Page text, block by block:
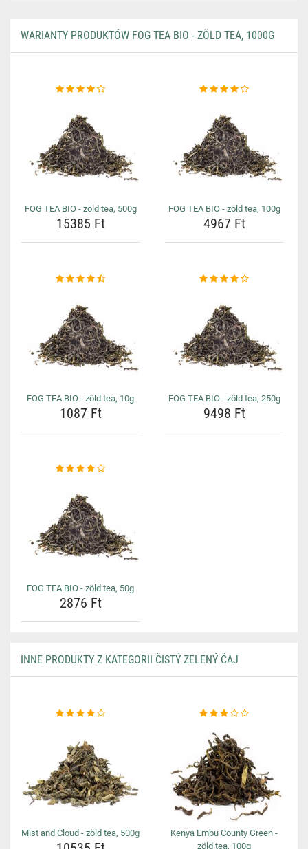
WARIANTY PRODUKTÓW FOG TEA BIO - ZÖLD TEA, 1000G
FOG TEA BIO - zöld tea, 500g
15385 Ft
FOG TEA BIO - zöld tea, 100g
4967 Ft
FOG TEA BIO - zöld tea, 10g
1087 Ft
FOG TEA BIO - zöld tea, 250g
9498 Ft
FOG TEA BIO - zöld tea, 50g
2876 Ft
INNE PRODUKTY Z KATEGORII ČISTÝ ZELENÝ ČAJ
Mist and Cloud - zöld tea, 500g
Kenya Embu County Green -
zöld tea, 100g